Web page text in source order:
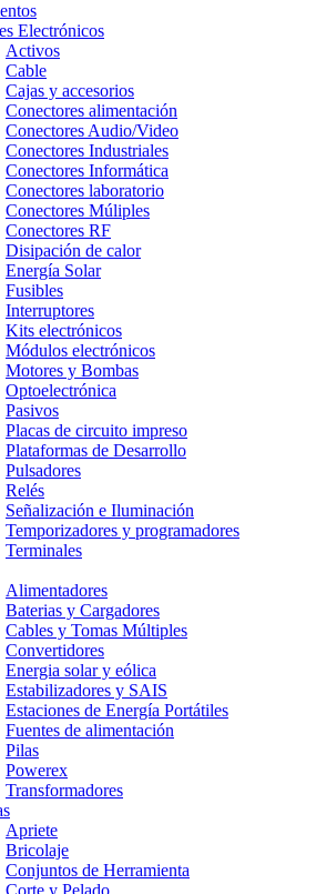
Electrónicos
Activos
Cable
Cajas y accesorios
Conectores alimentación
Conectores Audio/Video
Conectores Industriales
Conectores Informática
Conectores laboratorio
Conectores Múliples
Conectores RF
Disipación de calor
Energía Solar
Fusibles
Interruptores
Kits electrónicos
Módulos electrónicos
Motores y Bombas
Optoelectrónica
Pasivos
Placas de circuito impreso
Plataformas de Desarrollo
Pulsadores
Relés
Señalización e Iluminación
Temporizadores y programadores
Terminales
Alimentadores
Baterias y Cargadores
Cables y Tomas Múltiples
Convertidores
Energia solar y eólica
Estabilizadores y SAIS
Estaciones de Energía Portátiles
Fuentes de alimentación
Pilas
Powerex
Transformadores
Apriete
Bricolaje
Conjuntos de Herramienta
Corte y Pelado